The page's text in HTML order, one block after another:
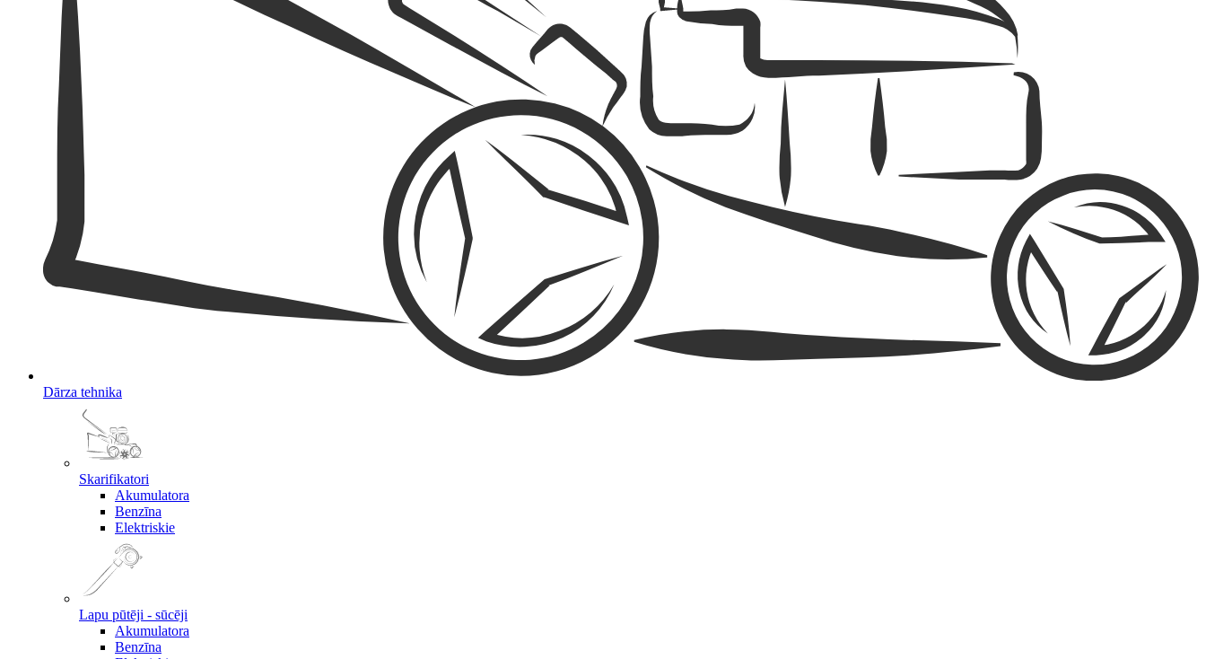
Dārza tehnika
Skarifikatori
Akumulatora
Benzīna
Elektriskie
Lapu pūtēji - sūcēji
Akumulatora
Benzīna